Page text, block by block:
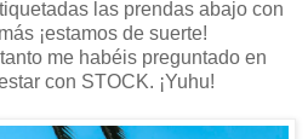
las prendas abajo con
¡estamos de suerte!
me habéis preguntado en
con STOCK. ¡Yuhu!